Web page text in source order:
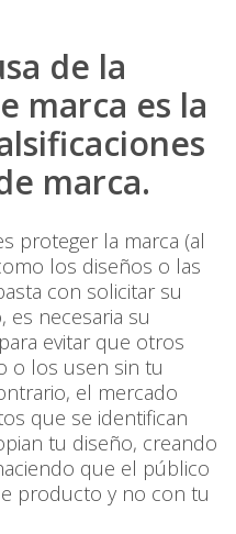
de la
marca es la
marca.
proteger la marca (al
los diseños o las
con solicitar su
es necesaria su
evitar que otros
o los usen sin tu
el mercado
que se identifican
tu diseño, creando
que el público
producto y no con tu